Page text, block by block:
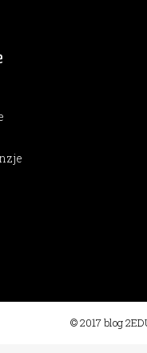
© 2017 blog